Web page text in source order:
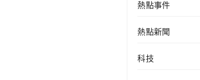
熱點事件
熱點新聞
科技